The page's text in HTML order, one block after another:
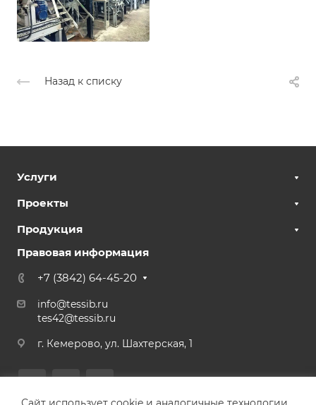
Назад к списку
Услуги
Проекты
Продукция
Правовая информация
+7 (3842) 64-45-20
info@tessib.ru
tes42@tessib.ru
г. Кемерово, ул. Шахтерская, 1